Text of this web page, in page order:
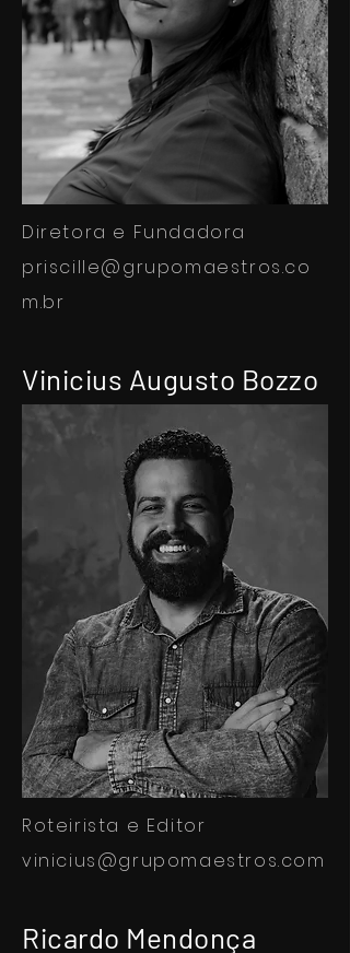
Diretora e Fundadora
priscille@grupomaestros.co
m.br
Vinicius Augusto Bozzo
Roteirista e Editor
vinicius@grupomaestros.com
Ricardo Mendonça